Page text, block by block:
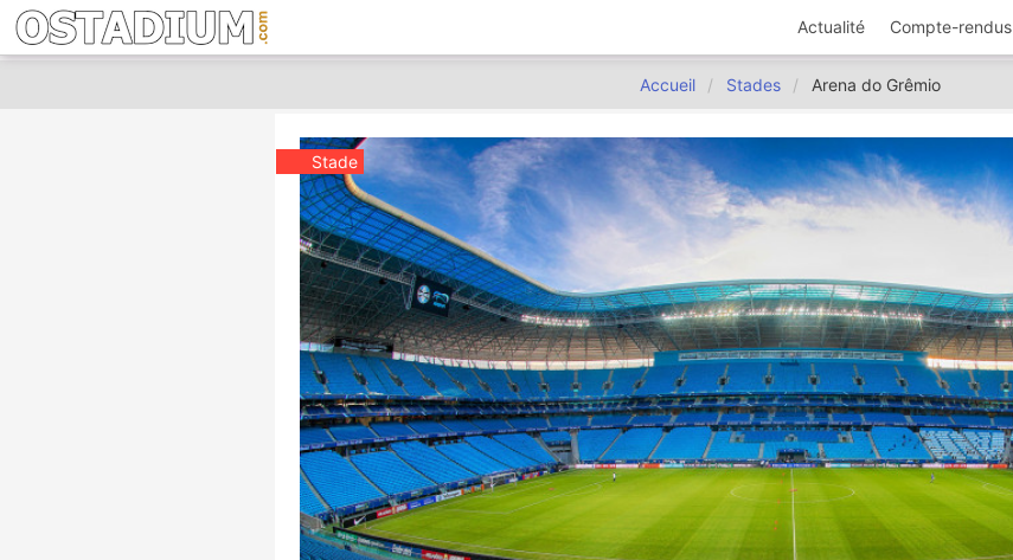
Actualité Compte-rendus
Accueil Stades Arena do Grêmio
Stade